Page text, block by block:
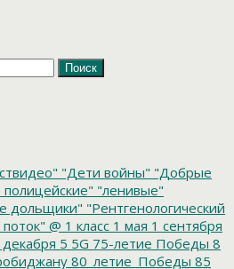
"Дети войны" "Добрые
"ленивые"
дольщики" "Рентгенологический
@ 1 класс 1 мая 1 сентября
5 5G 75-летие Победы 8
80_летие_Победы 85